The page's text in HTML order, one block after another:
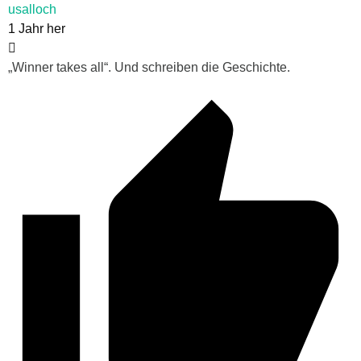
usalloch
1 Jahr her
„Winner takes all“. Und schreiben die Geschichte.